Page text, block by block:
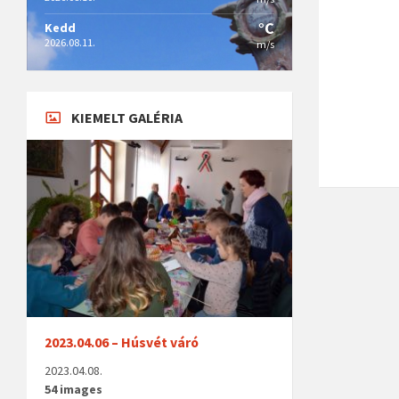
Kedd
2026.08.11.
°C
m/s
KIEMELT GALÉRIA
2023.04.06 – Húsvét váró
2023.04.08.
54 images